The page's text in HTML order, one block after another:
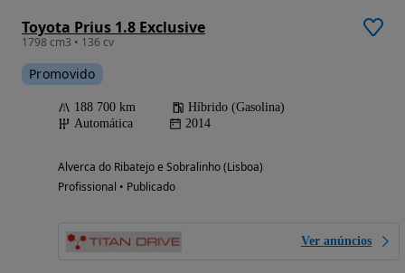
Toyota Prius 1.8 Exclusive
1798 cm3 • 136 cv
Promovido
188 700 km
Híbrido (Gasolina)
Automática
2014
Alverca do Ribatejo e Sobralinho (Lisboa)
Profissional • Publicado
Ver anúncios